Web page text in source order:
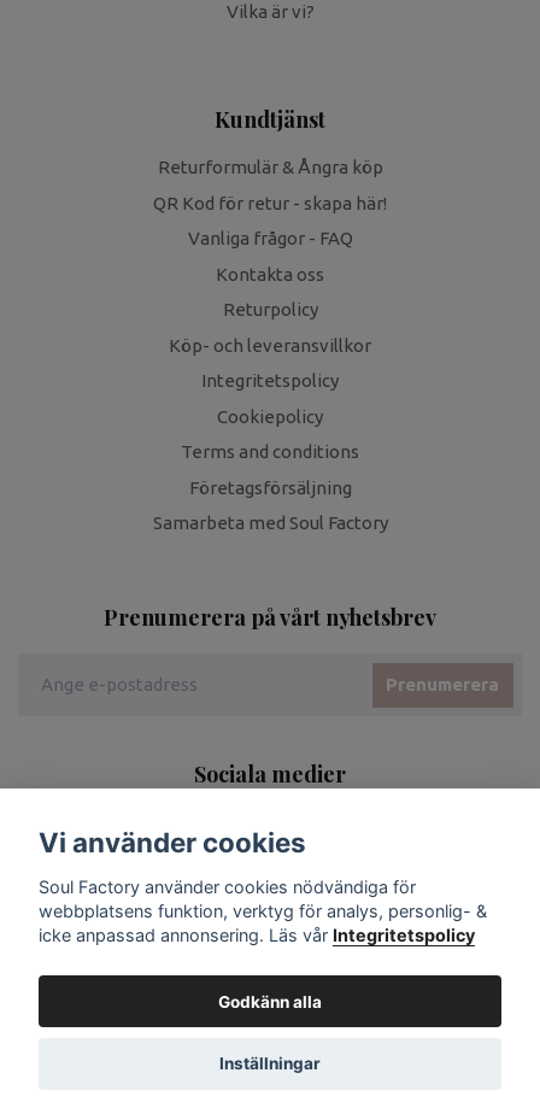
Vilka är vi?
Kundtjänst
Returformulär & Ångra köp
QR Kod för retur - skapa här!
Vanliga frågor - FAQ
Kontakta oss
Returpolicy
Köp- och leveransvillkor
Integritetspolicy
Cookiepolicy
Terms and conditions
Företagsförsäljning
Samarbeta med Soul Factory
Prenumerera på vårt nyhetsbrev
Prenumerera
Sociala medier
© 2026 Soul Factory
Vi använder cookies
Soul Factory använder cookies nödvändiga för
webbplatsens funktion, verktyg för analys, personlig- &
icke anpassad annonsering. Läs vår Integritetspolicy
Godkänn alla
Inställningar